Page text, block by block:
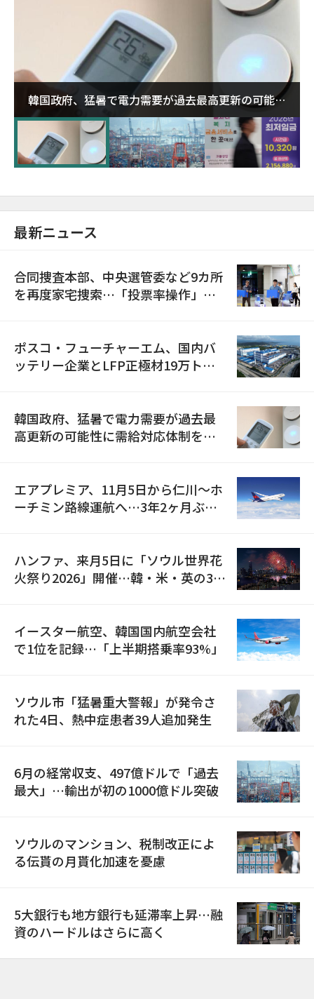
韓国政府、猛暑で電力需要が過去最高更新の可能性
に需給対応体制を点検
最新ニュース
合同捜査本部、中央選管委など9カ所
を再度家宅捜索…「投票率操作」の
ポスコ・フューチャーエム、国内バ
ッテリー企業とLFP正極材19万トン
韓国政府、猛暑で電力需要が過去最
高更新の可能性に需給対応体制を点
エアプレミア、11月5日から仁川〜ホ
ーチミン路線運航へ…3年2ヶ月ぶり
ハンファ、来月5日に「ソウル世界花
火祭り2026」開催…韓・米・英の3カ
イースター航空、韓国国内航空会社
で1位を記録…「上半期搭乗率93%」
ソウル市「猛暑重大警報」が発令さ
れた4日、熱中症患者39人追加発生
6月の経常収支、497億ドルで「過去
最大」…輸出が初の1000億ドル突破
ソウルのマンション、税制改正によ
る伝貰の月貰化加速を憂慮
5大銀行も地方銀行も延滞率上昇…融
資のハードルはさらに高く